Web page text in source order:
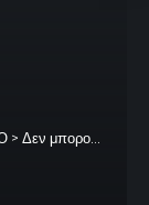
> Δεν μπορούν να το χωνέψουν στη Βραζιλία με Ραφίνια